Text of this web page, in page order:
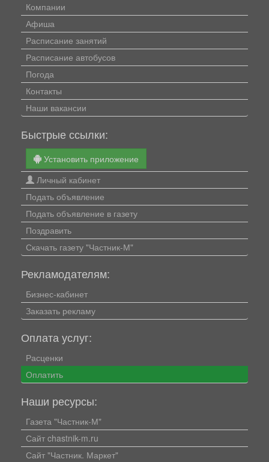
Компании
Афиша
Расписание занятий
Расписание автобусов
Погода
Контакты
Наши вакансии
Быстрые ссылки:
Установить приложение
Личный кабинет
Подать объявление
Подать объявление в газету
Поздравить
Скачать газету "Частник-М"
Рекламодателям:
Бизнес-кабинет
Заказать рекламу
Оплата услуг:
Расценки
Оплатить
Наши ресурсы:
Газета "Частник-М"
Сайт chastnik-m.ru
Сайт "Частник. Маркет"